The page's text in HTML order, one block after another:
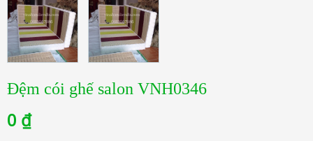
Đệm cói ghế salon VNH0346
0 ₫